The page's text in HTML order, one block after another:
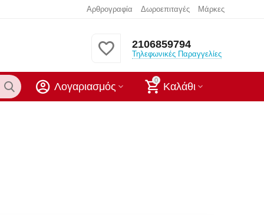
Αρθρογραφία Δωροεπιταγές Μάρκες
2106859794
Τηλεφωνικές Παραγγελίες
0
Καλάθι
Λογαριασμός